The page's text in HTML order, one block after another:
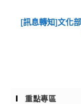
[訊息轉知]文化
重點專區